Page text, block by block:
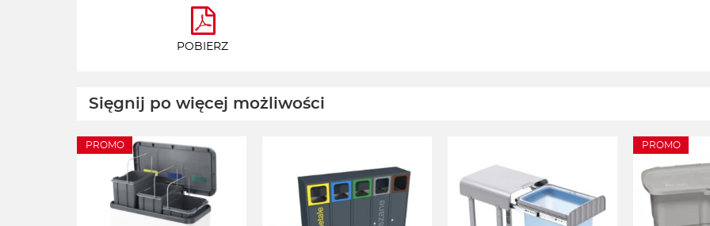
POBIERZ
Sięgnij po więcej możliwości
PROMO PROMO